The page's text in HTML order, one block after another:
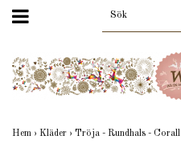
Hem › Kläder › Tröja - Rundhals - Corall